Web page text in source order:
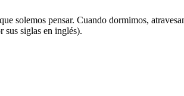
solemos pensar. Cuando dormimos,
sus siglas en inglés).